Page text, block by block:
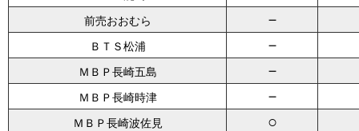
前売おおむら －
ＢＴＳ松浦 －
ＭＢＰ長崎五島 －
ＭＢＰ長崎時津 －
ＭＢＰ長崎波佐見 ○